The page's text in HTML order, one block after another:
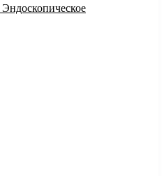
Эндоскопическое